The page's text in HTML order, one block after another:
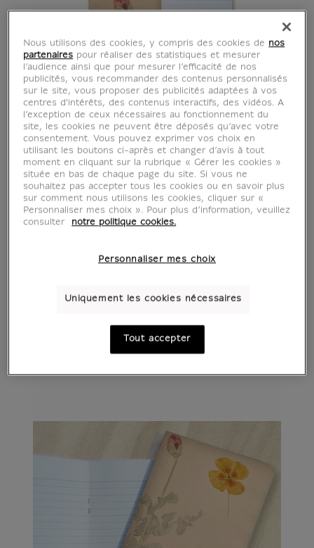
Nous utilisons des cookies, y compris des cookies de nos
partenaires pour réaliser des statistiques et mesurer
l’audience ainsi que pour mesurer l’efficacité de nos
publicités, vous recommander des contenus personnalisés
sur le site, vous proposer des publicités adaptées à vos
centres d'intérêts, des contenus interactifs, des vidéos. A
l’exception de ceux nécessaires au fonctionnement du
site, les cookies ne peuvent être déposés qu’avec votre
consentement. Vous pouvez exprimer vos choix en
utilisant les boutons ci-après et changer d’avis à tout
moment en cliquant sur la rubrique « Gérer les cookies »
située en bas de chaque page du site. Si vous ne
souhaitez pas accepter tous les cookies ou en savoir plus
sur comment nous utilisons les cookies, cliquer sur «
Personnaliser mes choix ». Pour plus d’information, veuillez
consulter
notre politique cookies.
Personnaliser mes choix
Uniquement les cookies nécessaires
Tout accepter